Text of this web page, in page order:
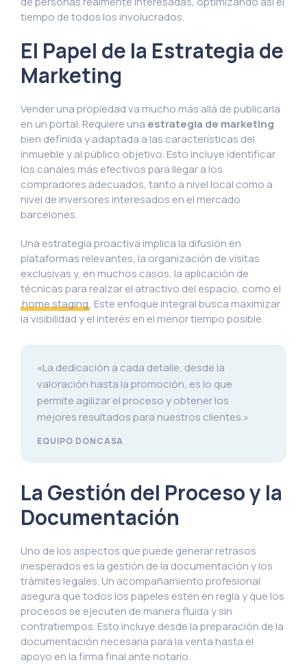
tiempo de todos los involucrados.
El Papel de la Estrategia de
Marketing
Vender una propiedad va mucho más allá de publicarla
en un portal. Requiere una estrategia de marketing
bien definida y adaptada a las características del
inmueble y al público objetivo. Esto incluye identificar
los canales más efectivos para llegar a los
compradores adecuados, tanto a nivel local como a
nivel de inversores interesados en el mercado
barcelonés.
Una estrategia proactiva implica la difusión en
plataformas relevantes, la organización de visitas
exclusivas y, en muchos casos, la aplicación de
técnicas para realzar el atractivo del espacio, como el
home staging. Este enfoque integral busca maximizar
la visibilidad y el interés en el menor tiempo posible.
«La dedicación a cada detalle, desde la
valoración hasta la promoción, es lo que
permite agilizar el proceso y obtener los
mejores resultados para nuestros clientes.»
EQUIPO DONCASA
La Gestión del Proceso y la
Documentación
Uno de los aspectos que puede generar retrasos
inesperados es la gestión de la documentación y los
trámites legales. Un acompañamiento profesional
asegura que todos los papeles estén en regla y que los
procesos se ejecuten de manera fluida y sin
contratiempos. Esto incluye desde la preparación de la
documentación necesaria para la venta hasta el
apoyo en la firma final ante notario.